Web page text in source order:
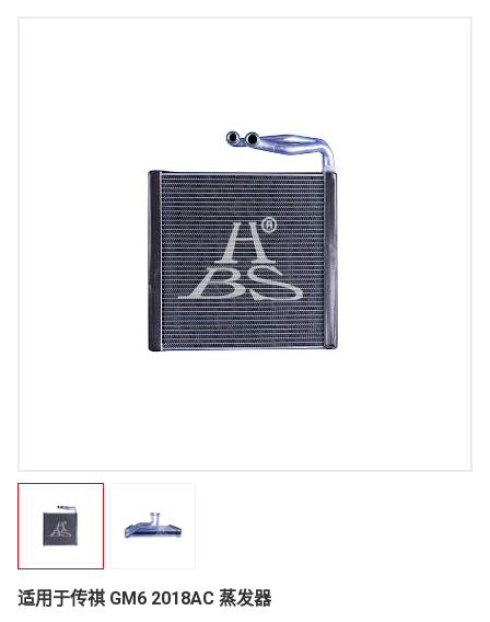
适用于传祺 GM6 2018AC 蒸发器